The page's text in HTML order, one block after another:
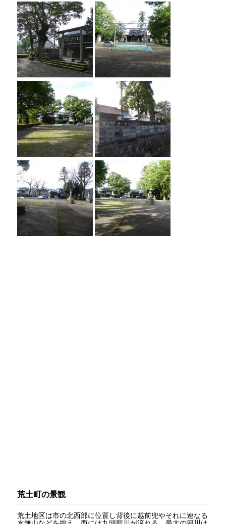
荒土町の景観
荒土地区は市の北西部に位置し背後に越前兜やそれに連なる